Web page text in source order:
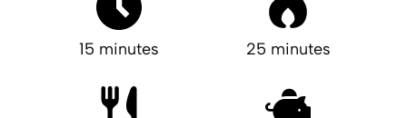
15 minutes 25 minutes